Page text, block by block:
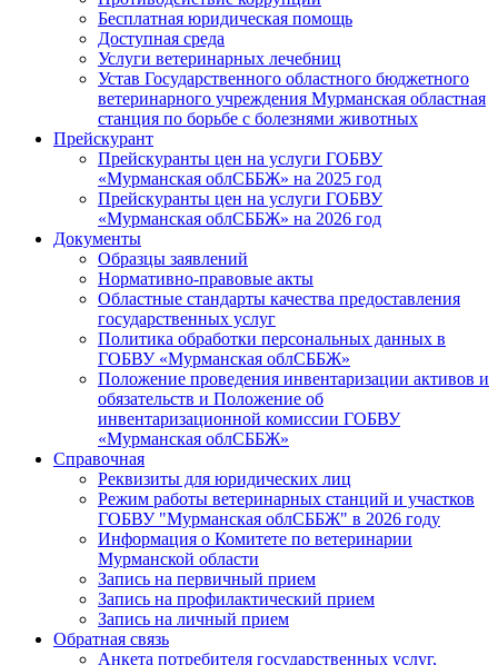
Бесплатная юридическая помощь
Доступная среда
Услуги ветеринарных лечебниц
Устав Государственного областного бюджетного
ветеринарного учреждения Мурманская областная
станция по борьбе с болезнями животных
Прейскурант
Прейскуранты цен на услуги ГОБВУ
«Мурманская облСББЖ» на 2025 год
Прейскуранты цен на услуги ГОБВУ
«Мурманская облСББЖ» на 2026 год
Документы
Образцы заявлений
Нормативно-правовые акты
Областные стандарты качества предоставления
государственных услуг
Политика обработки персональных данных в
ГОБВУ «Мурманская облСББЖ»
Положение проведения инвентаризации активов и
обязательств и Положение об
инвентаризационной комиссии ГОБВУ
«Мурманская облСББЖ»
Справочная
Реквизиты для юридических лиц
Режим работы ветеринарных станций и участков
ГОБВУ "Мурманская облСББЖ" в 2026 году
Информация о Комитете по ветеринарии
Мурманской области
Запись на первичный прием
Запись на профилактический прием
Запись на личный прием
Обратная связь
Анкета потребителя государственных услуг,